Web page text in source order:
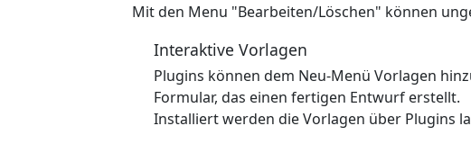
Mit den Menu "Bearbeiten/Löschen" können
Interaktive Vorlagen
Plugins können dem Neu-Menü Vorlagen
Formular, das einen fertigen Entwurf erstellt.
Installiert werden die Vorlagen über Plugins